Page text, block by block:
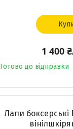
1 400
Готово до відправки
Лапи боксерські